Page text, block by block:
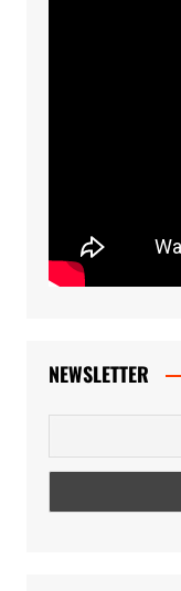
NEWSLETTER